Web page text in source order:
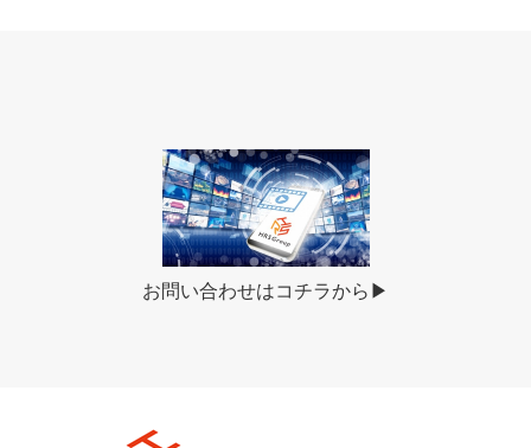
お問い合わせはコチラから▶